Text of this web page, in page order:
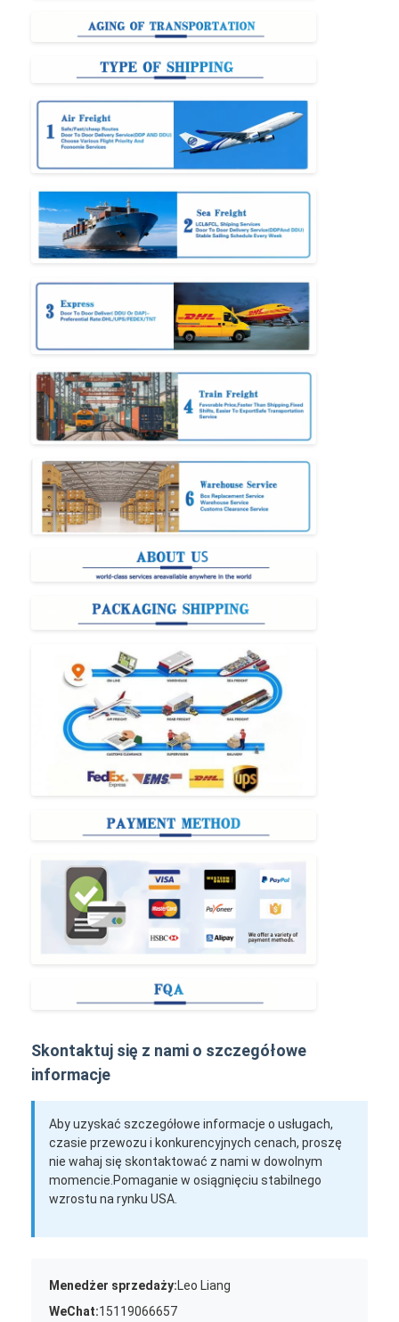
Skontaktuj się z nami o szczegółowe
informacje
Aby uzyskać szczegółowe informacje o usługach,
czasie przewozu i konkurencyjnych cenach, proszę
nie wahaj się skontaktować z nami w dowolnym
momencie.Pomaganie w osiągnięciu stabilnego
wzrostu na rynku USA.
Menedżer sprzedaży:Leo Liang
WeChat:15119066657